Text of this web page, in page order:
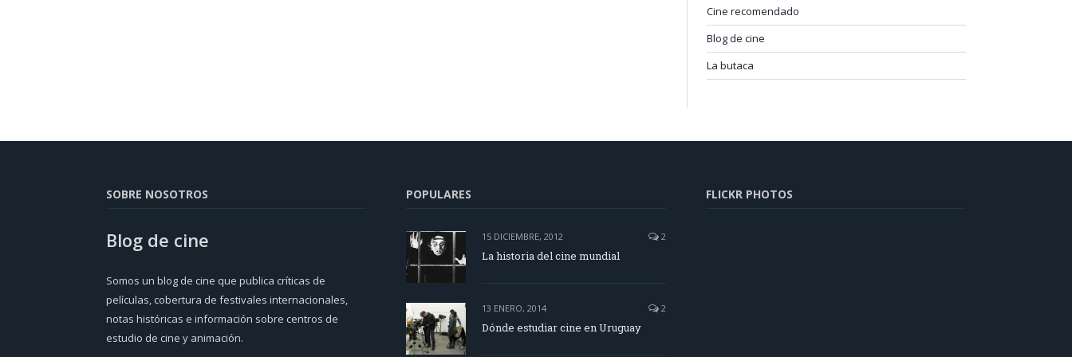
Cine recomendado
Blog de cine
La butaca
SOBRE NOSOTROS
Blog de cine
Somos un blog de cine que publica críticas de
películas, cobertura de festivales internacionales,
notas históricas e información sobre centros de
estudio de cine y animación.
POPULARES
15 DICIEMBRE, 2012 2
La historia del cine mundial
13 ENERO, 2014 2
Dónde estudiar cine en Uruguay
FLICKR PHOTOS